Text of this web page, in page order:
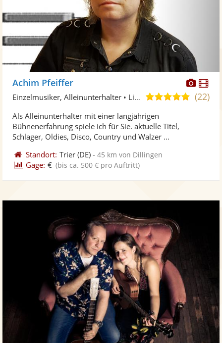
Achim Pfeiffer
4,9(22)
Einzelmusiker, Alleinunterhalter • Live-Musiker
Als Alleinunterhalter mit einer langjährigen
Bühnenerfahrung spiele ich für Sie. aktuelle Titel,
Schlager, Oldies, Disco, Country und Walzer ...
Standort: Trier (DE) -45 km von Dillingen
Gage: € (bis ca. 500 € pro Auftritt)